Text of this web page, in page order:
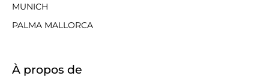
MUNICH
PALMA MALLORCA
À propos de